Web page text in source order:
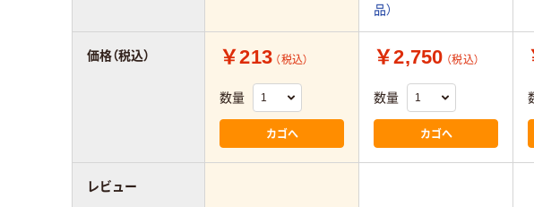
品）
価格（税込） ￥213 （税込）
数量
カゴへ
￥2,750 （税込）
数量
カゴへ
レビュー